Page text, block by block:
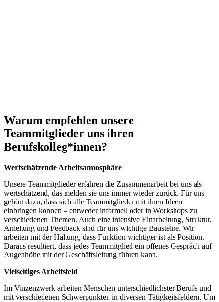
Warum empfehlen unsere
Teammitglieder uns ihren
Berufskolleg*innen?
Wertschätzende Arbeitsatmosphäre
Unsere Teammitglieder erfahren die Zusammenarbeit bei uns als
wertschätzend, das melden sie uns immer wieder zurück. Für uns
gehört dazu, dass sich alle Teammitglieder mit ihren Ideen
einbringen können – entweder informell oder in Workshops zu
verschiedenen Themen. Auch eine intensive Einarbeitung, Struktur,
Anleitung und Feedback sind für uns wichtige Bausteine. Wir
arbeiten mit der Haltung, dass Funktion wichtiger ist als Position.
Daraus resultiert, dass jedes Teammitglied ein offenes Gespräch auf
Augenhöhe mit der Geschäftsleitung führen kann.
Vielseitiges Arbeitsfeld
Im Vinzenzwerk arbeiten Menschen unterschiedlichster Berufe und
mit verschiedenen Schwerpunkten in diversen Tätigkeitsfeldern. Um